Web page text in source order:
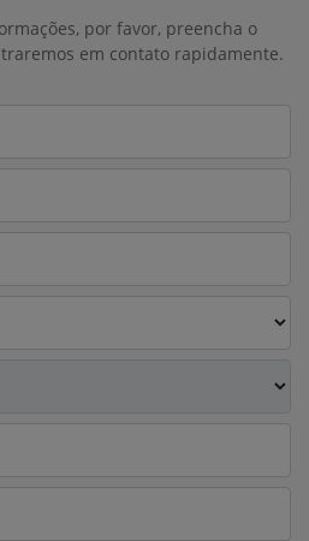
por favor, preencha o
em contato rapidamente.